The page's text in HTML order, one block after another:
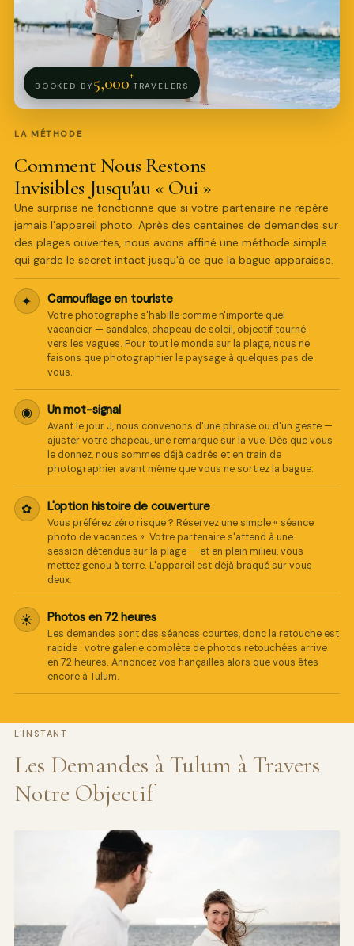
BOOKED BY 5,000+
TRAVELERS
LA MÉTHODE
Comment Nous Restons
Invisibles Jusqu'au « Oui »
Une surprise ne fonctionne que si votre partenaire ne repère
jamais l'appareil photo. Après des centaines de demandes sur
des plages ouvertes, nous avons affiné une méthode simple
qui garde le secret intact jusqu'à ce que la bague apparaisse.
✦ Camouflage en touriste
Votre photographe s'habille comme n'importe quel
vacancier — sandales, chapeau de soleil, objectif tourné
vers les vagues. Pour tout le monde sur la plage, nous ne
faisons que photographier le paysage à quelques pas de
vous.
◉ Un mot-signal
Avant le jour J, nous convenons d'une phrase ou d'un geste —
ajuster votre chapeau, une remarque sur la vue. Dès que vous
le donnez, nous sommes déjà cadrés et en train de
photographier avant même que vous ne sortiez la bague.
✿ L'option histoire de couverture
Vous préférez zéro risque ? Réservez une simple « séance
photo de vacances ». Votre partenaire s'attend à une
session détendue sur la plage — et en plein milieu, vous
mettez genou à terre. L'appareil est déjà braqué sur vous
deux.
☀ Photos en 72 heures
Les demandes sont des séances courtes, donc la retouche est
rapide : votre galerie complète de photos retouchées arrive
en 72 heures. Annoncez vos fiançailles alors que vous êtes
encore à Tulum.
L'INSTANT
Les Demandes à Tulum à Travers
Notre Objectif
Pro Art Photographers
en ligne